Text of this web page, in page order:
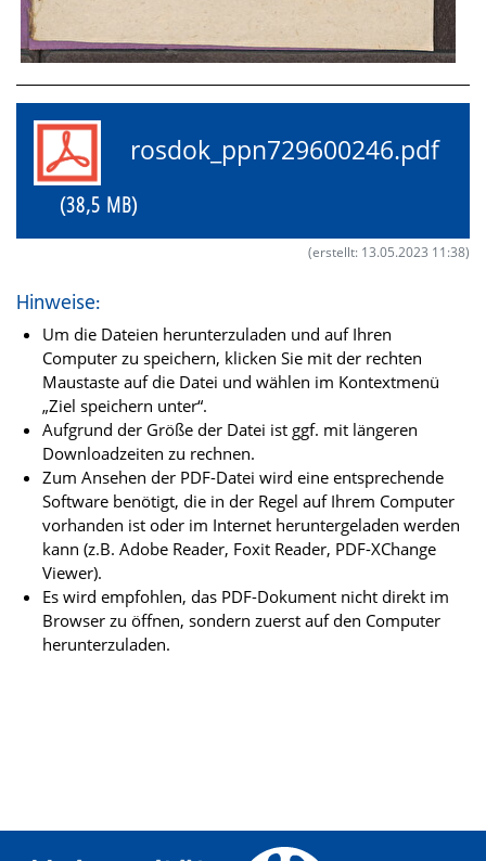
rosdok_ppn729600246.pdf
(38,5 MB)
(erstellt: 13.05.2023 11:38)
Hinweise:
Um die Dateien herunterzuladen und auf Ihren
Computer zu speichern, klicken Sie mit der rechten
Maustaste auf die Datei und wählen im Kontextmenü
„Ziel speichern unter“.
Aufgrund der Größe der Datei ist ggf. mit längeren
Downloadzeiten zu rechnen.
Zum Ansehen der PDF-Datei wird eine entsprechende
Software benötigt, die in der Regel auf Ihrem Computer
vorhanden ist oder im Internet heruntergeladen werden
kann (z.B. Adobe Reader, Foxit Reader, PDF-XChange
Viewer).
Es wird empfohlen, das PDF-Dokument nicht direkt im
Browser zu öffnen, sondern zuerst auf den Computer
herunterzuladen.